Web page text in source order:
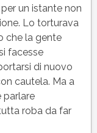
un istante non
Lo torturava
che la gente
facesse
di nuovo
cautela. Ma a
parlare
roba da far